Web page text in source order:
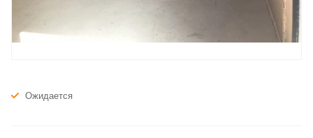
Ожидается